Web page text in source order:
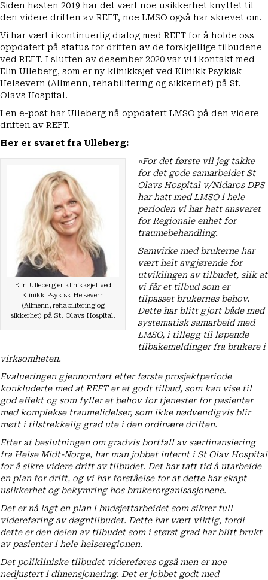
Siden høsten 2019 har det vært noe usikkerhet knyttet til
den videre driften av REFT, noe LMSO også har skrevet om.
Vi har vært i kontinuerlig dialog med REFT for å holde oss
oppdatert på status for driften av de forskjellige tilbudene
ved REFT. I slutten av desember 2020 var vi i kontakt med
Elin Ulleberg, som er ny klinikksjef ved Klinikk Psykisk
Helsevern (Allmenn, rehabilitering og sikkerhet) på St.
Olavs Hospital.
I en e-post har Ulleberg nå oppdatert LMSO på den videre
driften av REFT.
Her er svaret fra Ulleberg:
Elin Ulleberg er klinikksjef ved
Klinikk Psykisk Helsevern
(Allmenn, rehabilitering og
sikkerhet) på St. Olavs Hospital.
«For det første vil jeg takke
for det gode samarbeidet St
Olavs Hospital v/Nidaros DPS
har hatt med LMSO i hele
perioden vi har hatt ansvaret
for Regionale enhet for
traumebehandling.
Samvirke med brukerne har
vært helt avgjørende for
utviklingen av tilbudet, slik at
vi får et tilbud som er
tilpasset brukernes behov.
Dette har blitt gjort både med
systematisk samarbeid med
LMSO, i tillegg til løpende
tilbakemeldinger fra brukere i
virksomheten.
Evalueringen gjennomført etter første prosjektperiode
konkluderte med at REFT er et godt tilbud, som kan vise til
god effekt og som fyller et behov for tjenester for pasienter
med komplekse traumelidelser, som ikke nødvendigvis blir
møtt i tilstrekkelig grad ute i den ordinære driften.
Etter at beslutningen om gradvis bortfall av særfinansiering
fra Helse Midt-Norge, har man jobbet internt i St Olav Hospital
for å sikre videre drift av tilbudet. Det har tatt tid å utarbeide
en plan for drift, og vi har forståelse for at dette har skapt
usikkerhet og bekymring hos brukerorganisasjonene.
Det er nå lagt en plan i budsjettarbeidet som sikrer full
videreføring av døgntilbudet. Dette har vært viktig, fordi
dette er den delen av tilbudet som i størst grad har blitt brukt
av pasienter i hele helseregionen.
Det polikliniske tilbudet videreføres også men er noe
nedjustert i dimensjonering. Det er jobbet godt med